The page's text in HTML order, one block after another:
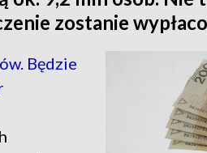
zostanie
Będzie